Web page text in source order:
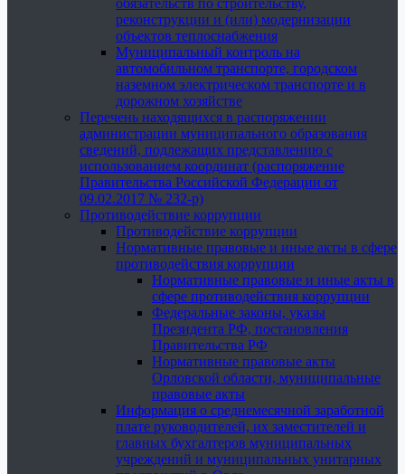
обязательств по строительству,
реконструкции и (или) модернизации
объектов теплоснабжения
Муниципальный контроль на
автомобильном транспорте, городском
наземном электрическом транспорте и в
дорожном хозяйстве
Перечень находящихся в распоряжении
администрации муниципального образования
сведений, подлежащих представлению с
использованием координат (распоряжение
Правительства Российской Федерации от
09.02.2017 № 232-р)
Противодействие коррупции
Противодействие коррупции
Нормативные правовые и иные акты в сфере
противодействия коррупции
Нормативные правовые и иные акты в
сфере противодействия коррупции
Федеральные законы, указы
Президента РФ, постановления
Правительства РФ
Нормативные правовые акты
Орловской области, муниципальные
правовые акты
Информация о среднемесячной заработной
плате руководителей, их заместителей и
главных бухгалтеров муниципальных
учреждений и муниципальных унитарных